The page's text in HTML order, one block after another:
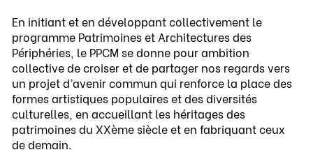
En initiant et en développant collectivement le
programme Patrimoines et Architectures des
Périphéries, le PPCM se donne pour ambition
collective de croiser et de partager nos regards vers
un projet d’avenir commun qui renforce la place des
formes artistiques populaires et des diversités
culturelles, en accueillant les héritages des
patrimoines du XXème siècle et en fabriquant ceux
de demain.